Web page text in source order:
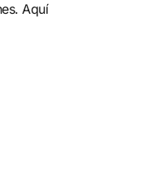
Aquí